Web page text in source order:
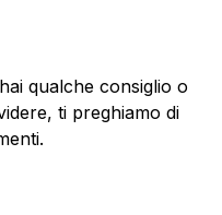
qualche consiglio o
ti preghiamo di